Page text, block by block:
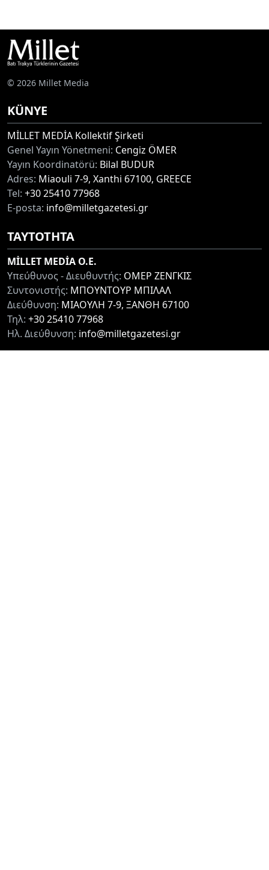
© 2026 Millet Media
KÜNYE
MİLLET MEDİA Kollektif Şirketi
Genel Yayın Yönetmeni: Cengiz ÖMER
Yayın Koordinatörü: Bilal BUDUR
Adres: Miaouli 7-9, Xanthi 67100, GREECE
Tel: +30 25410 77968
E-posta: info@milletgazetesi.gr
ΤΑΥΤΟΤΗΤΑ
MİLLET MEDİA O.E.
Υπεύθυνος - Διευθυντής: ΟΜΕΡ ΖΕΝΓΚΙΣ
Συντονιστής: ΜΠΟΥΝΤΟΥΡ ΜΠΙΛΑΛ
Διεύθυνση: ΜΙΑΟΥΛΗ 7-9, ΞΑΝΘΗ 67100
Τηλ: +30 25410 77968
Ηλ. Διεύθυνση: info@milletgazetesi.gr